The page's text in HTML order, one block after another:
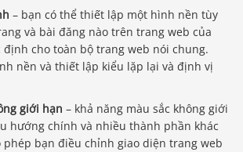
– bạn có thể thiết lập một hình nền tùy
và bài đăng nào trên trang web của
định cho toàn bộ trang web nói chung.
nền và thiết lập kiểu lặp lại và định vị
giới hạn – khả năng màu sắc không giới
hướng chính và nhiều thành phần khác
phép bạn điều chỉnh giao diện trang web